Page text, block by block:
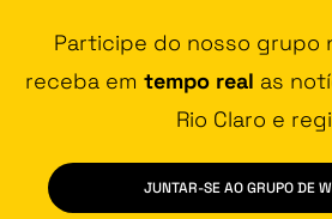
Participe do nosso grupo
receba em tempo real as
Rio Claro e
JUNTAR-SE AO GRUPO DE